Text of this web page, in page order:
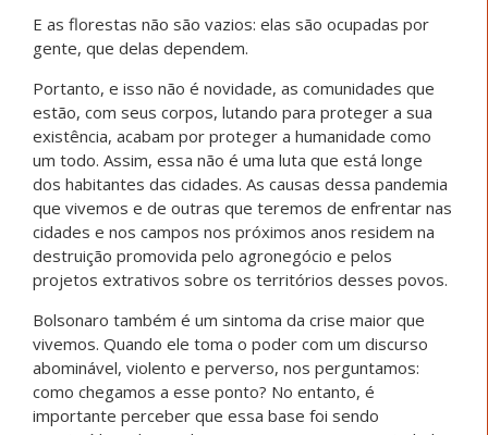
E as florestas não são vazios: elas são ocupadas por
gente, que delas dependem.
Portanto, e isso não é novidade, as comunidades que
estão, com seus corpos, lutando para proteger a sua
existência, acabam por proteger a humanidade como
um todo. Assim, essa não é uma luta que está longe
dos habitantes das cidades. As causas dessa pandemia
que vivemos e de outras que teremos de enfrentar nas
cidades e nos campos nos próximos anos residem na
destruição promovida pelo agronegócio e pelos
projetos extrativos sobre os territórios desses povos.
Bolsonaro também é um sintoma da crise maior que
vivemos. Quando ele toma o poder com um discurso
abominável, violento e perverso, nos perguntamos:
como chegamos a esse ponto? No entanto, é
importante perceber que essa base foi sendo